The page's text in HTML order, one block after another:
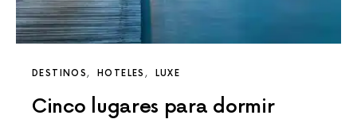
DESTINOS HOTELES LUXE
Cinco lugares para dormir